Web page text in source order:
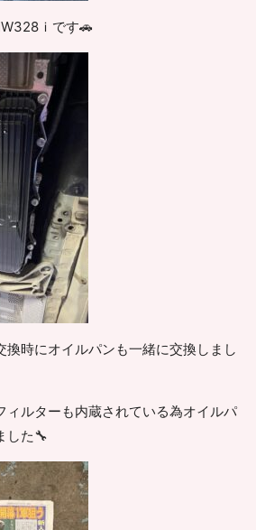
ｉです🚗
換時にオイルパンも一緒に交換しまし
ィルターも内蔵されている為オイルパ
した🔧